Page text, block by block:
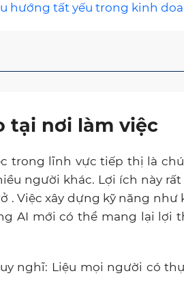
hướng tất yếu trong kinh
tại nơi làm việc
trong lĩnh vực tiếp thị là
người khác. Lợi ích này
. Việc xây dựng kỹ năng như
AI mới có thể mang lại lợi
nghĩ: Liệu mọi người có